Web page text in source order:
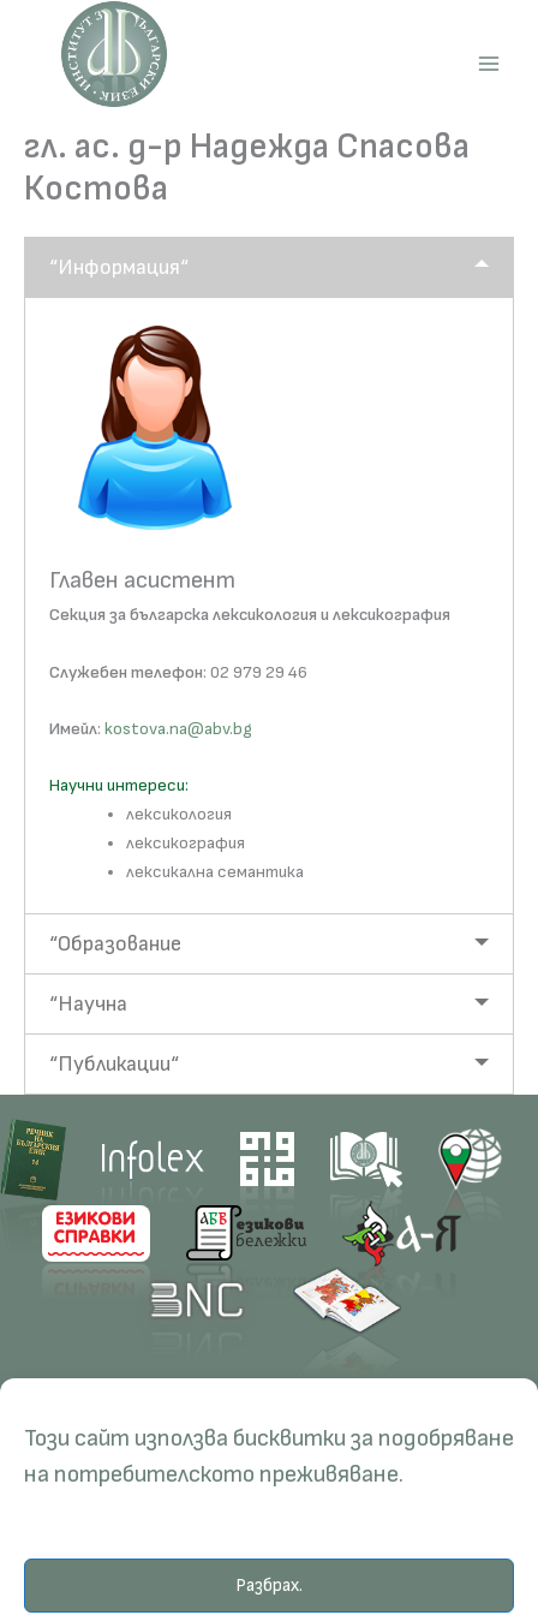
Този сайт използва бисквитки за подобряване
на потребителското преживяване.
Разбрах.
content
гл. ас. д-р Надежда Спасова
Костова
“Информация“
Главен асистент
Секция за българска лексикология и лексикография
Служебен телефон: 02 979 29 46
Имейл: kostova.na@abv.bg
Научни интереси:
лексикология
лексикография
лексикална семантика
“Образование
“Научна
“Публикации“
Management Projects
Education
Specialisation
Resources
BERON